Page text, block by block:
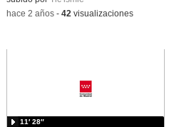
-hace 2 años- 42 visualizaciones
11′ 28″